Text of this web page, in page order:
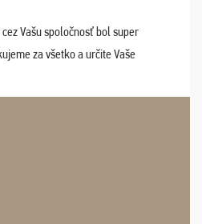
Vašu spoločnosť bol super
za všetko a určite Vaše